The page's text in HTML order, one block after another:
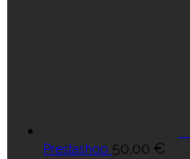
Prestashop 50,00 €